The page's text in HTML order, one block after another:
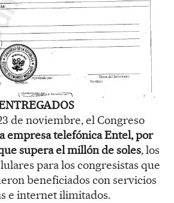
de noviembre, el Congreso
empresa telefónica Entel, por
supera el millón de soles, los
para los congresistas que
beneficiados con servicios
e internet ilimitados.